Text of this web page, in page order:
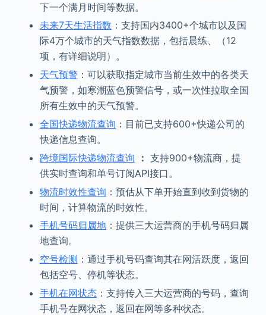
下一个满月时间等数据。
未来7天生活指数 ：支持国内3400+个城市以及国
际4万个城市的天气指数数据，包括晨练、（12
项，有详细说明）。
天气预警 ：可以获取指定城市当前生效中的各类天
气预警，如寒潮蓝色预警信号，或一次性拉取全国
所有生效中的天气预警。
全国快递物流查询 ：目前已支持600+快递公司的
快递信息查询。
跨境国际快递物流查询
： 支持900+物流商，提
供实时查询和单号订阅API接口。
物流时效性查询 ：预估从下单开始直到收到货物的
时间，计算物流的时效性。
手机号码归属地：提供三大运营商的手机号码归属
地查询。
空号检测 ：通过手机号码查询其在网活跃度，返回
包括空号、停机等状态。
手机在网状态：支持传入三大运营商的号码，查询
手机号在网状态，返回在网等多种状态。